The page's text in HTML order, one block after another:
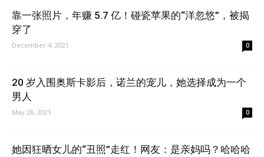
靠一张照片，年赚 5.7 亿！碰瓷苹果的“洋忽悠”，被揭
穿了
December 4, 2021 0
20 岁入围奥斯卡影后，诺兰的宠儿，她选择成为一个
男人
May 28, 2021 0
她因狂晒女儿的“丑照”走红！网友：是亲妈吗？哈哈哈